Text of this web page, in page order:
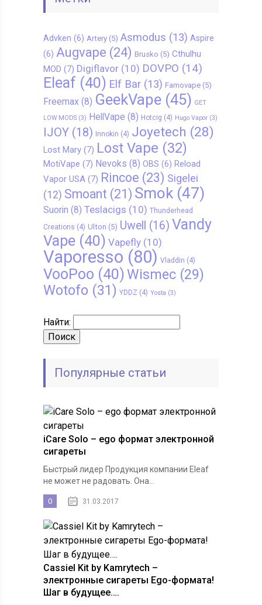
Advken (6) Artery(5) Asmodus (13) Aspire
(6) Augvape (24) Brusko (5) Cthulhu
MOD (7) Digiflavor(10) DOVPO (14)
Eleaf (40) Elf Bar(13) Famovape(5)
Freemax (8) GeekVape(45) GET
LOW MODS(3) HellVape (8) Hotcig (4) Hugo Vapor(3)
IJOY(18) Innokin (4) Joyetech (28)
Lost Mary(7) Lost Vape (32)
MotiVape (7) Nevoks (8) OBS (6) Reload
Vapor USA(7) Rincoe (23) Sigelei
(12) Smoant (21) Smok(47)
Suorin (8) Teslacigs (10) Thunderhead
Creations (4) Ulton (5) Uwell (16) Vandy
Vape(40) Vapefly(10)
Vaporesso (80) Vladdin (4)
VooPoo (40) Wismec(29)
Wotofo (31) YDDZ (4) Yosta (3)
Найти:
Популярные статьи
iCare Solo – ego формат электронной
сигареты
Быстрый лидер Продукция компании Eleaf
не может не радовать. Она...
0 31.03.2017
Cassiel Kit by Kamrytech –
электронные сигареты Ego-формата!
Шаг в будущее….